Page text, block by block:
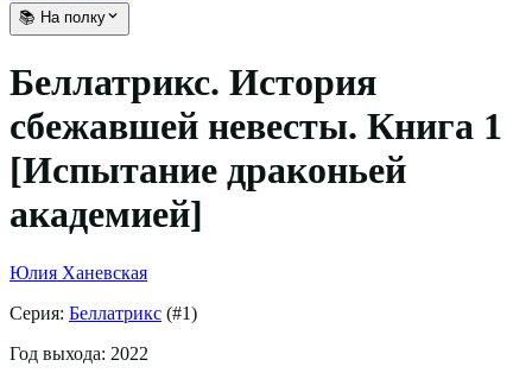
📚 На полку
Беллатрикс. История
сбежавшей невесты. Книга 1
[Испытание драконьей
академией]
Юлия Ханевская
Серия: Беллатрикс (#1)
Год выхода: 2022